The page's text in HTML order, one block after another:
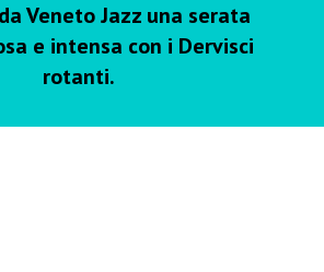
Veneto Jazz una serata
e intensa con i Dervisci
rotanti.